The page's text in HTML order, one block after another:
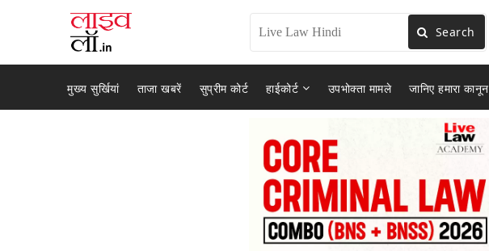
Search
मुख्य सुर्खियां ताजा खबरें सुप्रीम कोर्ट हाईकोर्ट उपभोक्ता मामले जानिए हमारा कानून